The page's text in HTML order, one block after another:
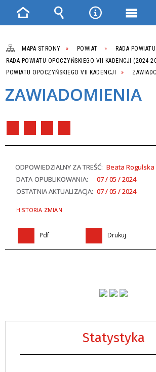
Statystyka
MAPA STRONY POWIAT
RADA
RADA POWIATU OPOCZYŃSKIEGO VII KADENCJI (2024-
POWIATU OPOCZYŃSKIEGO VII KADENCJI
ZAWIADOMIENIA
ODPOWIEDZIALNY ZA TREŚĆ: Beata Rogulska
DATA OPUBLIKOWANIA:
07 / 05 / 2024
OSTATNIA AKTUALIZACJA: 07 / 05 / 2024
HISTORIA ZMIAN
Pdf Drukuj
Strona
główna
Wyszukiwarka
NarzędziaMenu